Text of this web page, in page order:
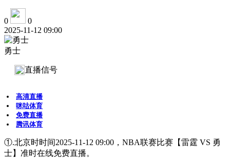
0
0
2025-11-12 09:00
勇士
直播信号
高清直播
咪咕体育
免费直播
腾讯体育
①.北京时时间2025-11-12 09:00，NBA联赛比赛【雷霆 VS 勇
士】准时在线免费直播。